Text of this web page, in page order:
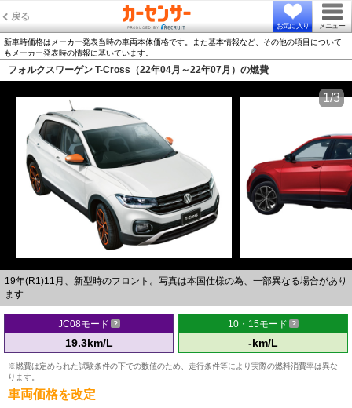
戻る
お気に入り メニュー
新車時価格はメーカー発表当時の車両本体価格です。また基本情報など、その他の項目について
もメーカー発表時の情報に基いています。
フォルクスワーゲン T-Cross（22年04月～22年07月）の燃費
19年(R1)11月、新型時のフロント。写真は本国仕様の為、一部異なる場合があり
ます
1/3
JC08モード
19.3km/L
10・15モード
-km/L
※燃費は定められた試験条件の下での数値のため、走行条件等により実際の燃料消費率は異な
ります。
車両価格を改定